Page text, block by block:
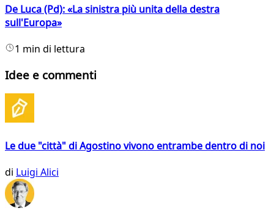
De Luca (Pd): «La sinistra più unita della destra
sull'Europa»
1 min di lettura
Idee e commenti
Le due "città" di Agostino vivono entrambe dentro di noi
di Luigi Alici